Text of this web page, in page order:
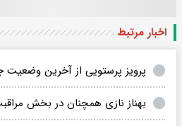
اخبار مرتبط
پرویز پرستویی از آخرین
بهناز نازی همچنان در بخش